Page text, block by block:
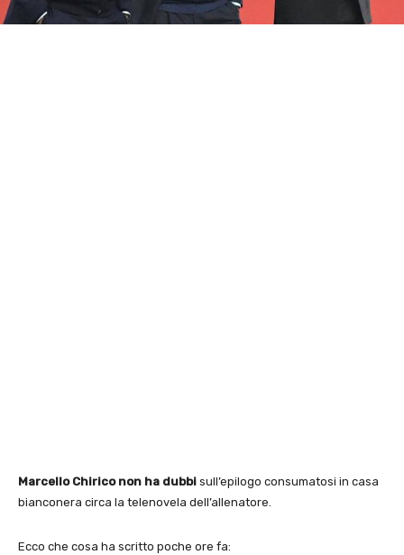
Marcello Chirico non ha dubbi sull’epilogo consumatosi in casa
bianconera circa la telenovela dell’allenatore.
Ecco che cosa ha scritto poche ore fa: